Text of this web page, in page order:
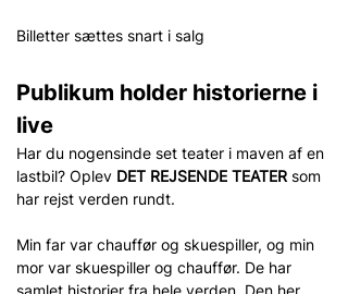
Billetter sættes snart i salg
Publikum holder historierne i
live
Har du nogensinde set teater i maven af en
lastbil? Oplev DET REJSENDE TEATER som
har rejst verden rundt.
Min far var chauffør og skuespiller, og min
mor var skuespiller og chauffør. De har
samlet historier fra hele verden. Den her